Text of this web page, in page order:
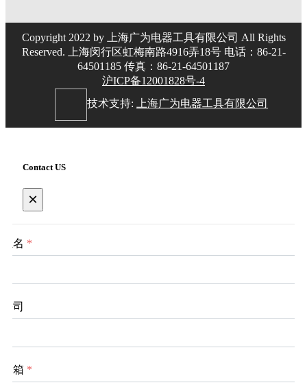
Copyright 2022 by 上海广为电器工具有限公司 All Rights
Reserved. 上海闵行区虹梅南路4916弄18号 电话：86-21-
64501185 传真：86-21-64501187
沪ICP备12001828号-4
技术支持:
上海广为电器工具有限公司
Contact US
×
姓名 *
公司
邮箱 *